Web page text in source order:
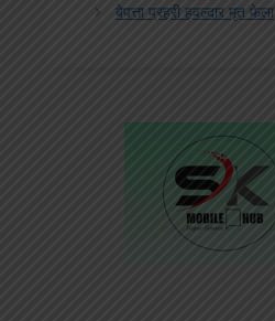
बेपत्ता प्रहरी हवल्दार मृत फेला